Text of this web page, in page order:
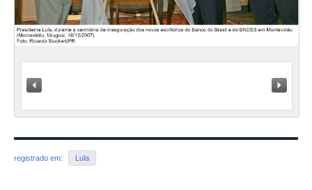
registrado em: Lula